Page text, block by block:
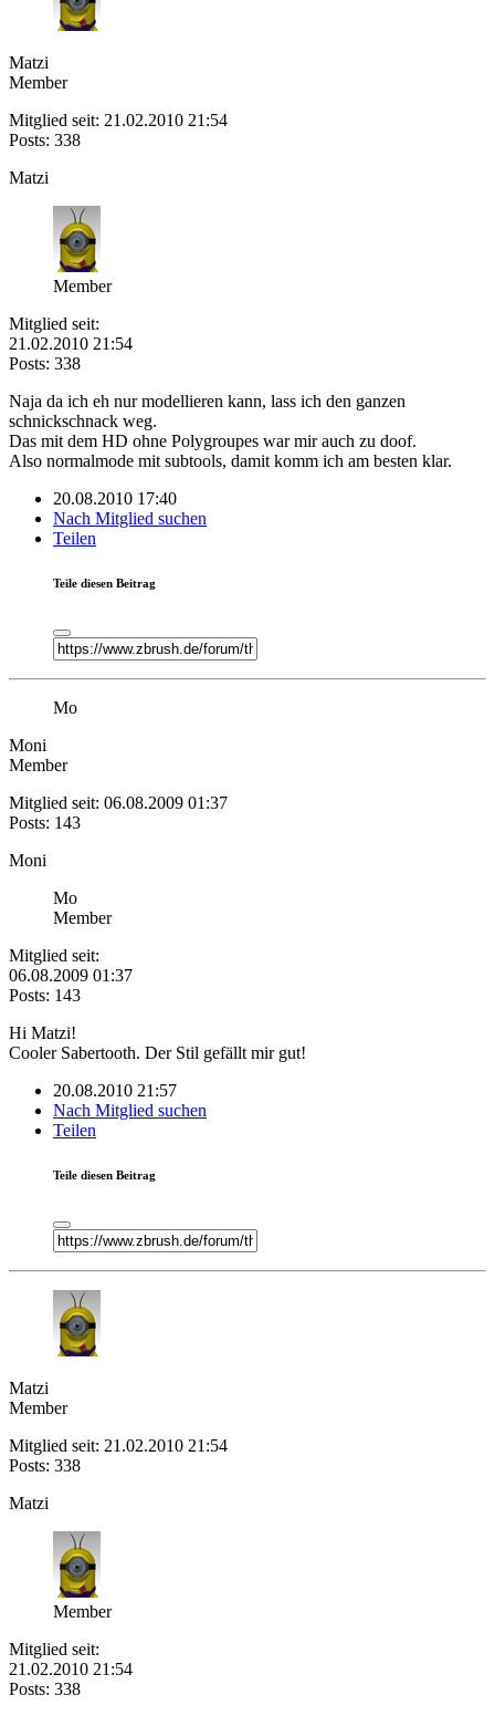
Matzi
Member
Mitglied seit: 21.02.2010 21:54
Posts: 338
Matzi
Member
Mitglied seit:
21.02.2010 21:54
Posts: 338
Naja da ich eh nur modellieren kann, lass ich den ganzen
schnickschnack weg.
Das mit dem HD ohne Polygroupes war mir auch zu doof.
Also normalmode mit subtools, damit komm ich am besten klar.
20.08.2010 17:40
Nach Mitglied suchen
Teilen
Teile diesen Beitrag
Mo
Moni
Member
Mitglied seit: 06.08.2009 01:37
Posts: 143
Moni
Mo
Member
Mitglied seit:
06.08.2009 01:37
Posts: 143
Hi Matzi!
Cooler Sabertooth. Der Stil gefällt mir gut!
20.08.2010 21:57
Nach Mitglied suchen
Teilen
Teile diesen Beitrag
Matzi
Member
Mitglied seit: 21.02.2010 21:54
Posts: 338
Matzi
Member
Mitglied seit:
21.02.2010 21:54
Posts: 338